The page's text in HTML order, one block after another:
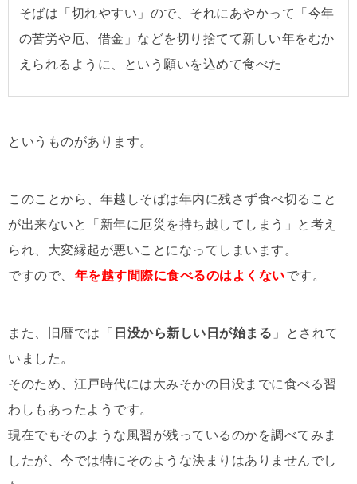
そばは「切れやすい」ので、それにあやかって「今年
の苦労や厄、借金」などを切り捨てて新しい年をむか
えられるように、という願いを込めて食べた
というものがあります。
このことから、年越しそばは年内に残さず食べ切ること
が出来ないと「新年に厄災を持ち越してしまう」と考え
られ、大変縁起が悪いことになってしまいます。
ですので、 年を越す間際に食べるのはよくないです。
また、旧暦では「 日没から新しい日が始まる 」とされて
いました。
そのため、江戸時代には大みそかの日没までに食べる習
わしもあったようです。
現在でもそのような風習が残っているのかを調べてみま
したが、今では特にそのような決まりはありませんでし